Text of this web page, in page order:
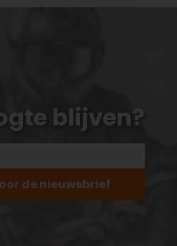
blijven?
de nieuwsbrief